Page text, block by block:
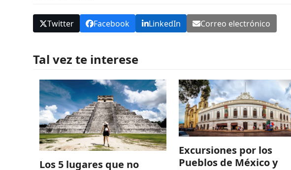
Twitter Facebook LinkedIn Correo electrónico
Tal vez te interese
Los 5 lugares que no
Excursiones por los
Pueblos de México y